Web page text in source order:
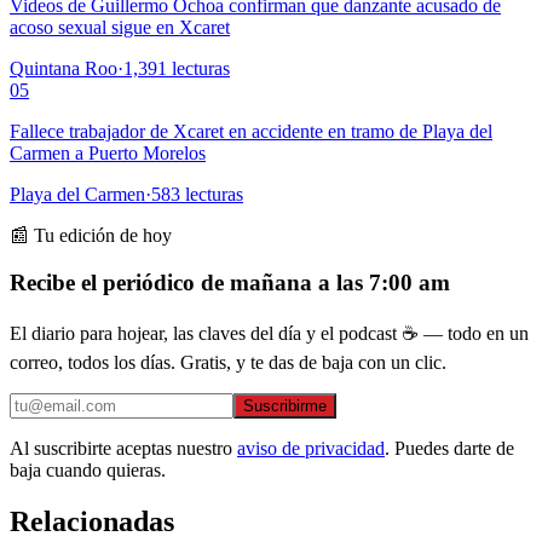
Videos de Guillermo Ochoa confirman que danzante acusado de
acoso sexual sigue en Xcaret
Quintana Roo·1,391 lecturas
05
Fallece trabajador de Xcaret en accidente en tramo de Playa del
Carmen a Puerto Morelos
Playa del Carmen·583 lecturas
📰 Tu edición de hoy
Recibe el periódico de mañana a las 7:00 am
El diario para hojear, las claves del día y el podcast ☕ — todo en un
correo, todos los días. Gratis, y te das de baja con un clic.
Suscribirme
Al suscribirte aceptas nuestro aviso de privacidad. Puedes darte de
baja cuando quieras.
Relacionadas